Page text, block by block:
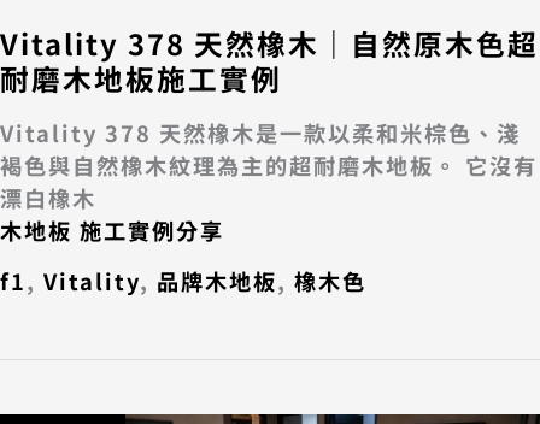
Vitality 378 天然橡木｜自然原木色超
耐磨木地板施工實例
Vitality 378 天然橡木是一款以柔和米棕色、淺
褐色與自然橡木紋理為主的超耐磨木地板。 它沒有
漂白橡木
木地板 施工實例分享
f1, Vitality, 品牌木地板, 橡木色